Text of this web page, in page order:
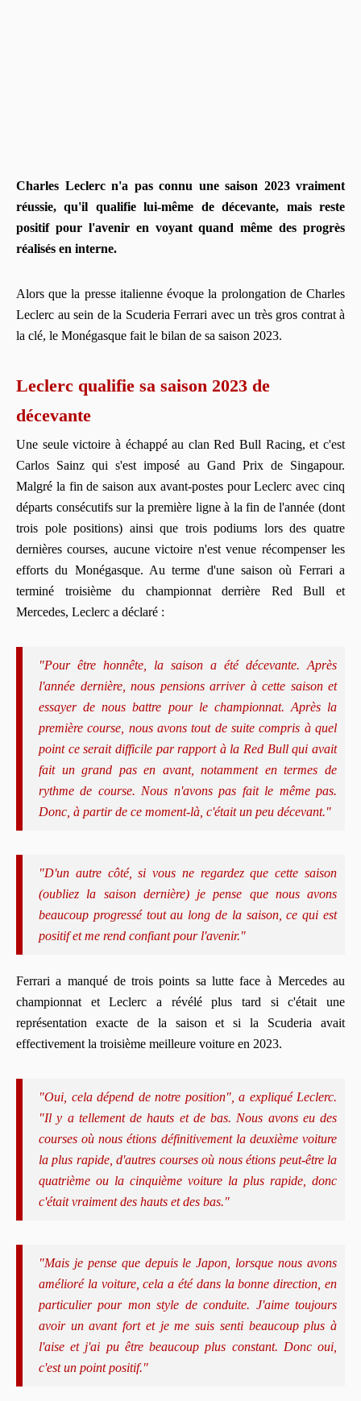
Charles Leclerc n'a pas connu une saison 2023 vraiment
réussie, qu'il qualifie lui-même de décevante, mais reste
positif pour l'avenir en voyant quand même des progrès
réalisés en interne.
Alors que la presse italienne évoque la prolongation de Charles
Leclerc au sein de la Scuderia Ferrari avec un très gros contrat à
la clé, le Monégasque fait le bilan de sa saison 2023.
Leclerc qualifie sa saison 2023 de
décevante
Une seule victoire à échappé au clan Red Bull Racing, et c'est
Carlos Sainz qui s'est imposé au Gand Prix de Singapour.
Malgré la fin de saison aux avant-postes pour Leclerc avec cinq
départs consécutifs sur la première ligne à la fin de l'année (dont
trois pole positions) ainsi que trois podiums lors des quatre
dernières courses, aucune victoire n'est venue récompenser les
efforts du Monégasque. Au terme d'une saison où Ferrari a
terminé troisième du championnat derrière Red Bull et
Mercedes, Leclerc a déclaré :
"Pour être honnête, la saison a été décevante. Après
l'année dernière, nous pensions arriver à cette saison et
essayer de nous battre pour le championnat. Après la
première course, nous avons tout de suite compris à quel
point ce serait difficile par rapport à la Red Bull qui avait
fait un grand pas en avant, notamment en termes de
rythme de course. Nous n'avons pas fait le même pas.
Donc, à partir de ce moment-là, c'était un peu décevant."
"D'un autre côté, si vous ne regardez que cette saison
(oubliez la saison dernière) je pense que nous avons
beaucoup progressé tout au long de la saison, ce qui est
positif et me rend confiant pour l'avenir."
Ferrari a manqué de trois points sa lutte face à Mercedes au
championnat et Leclerc a révélé plus tard si c'était une
représentation exacte de la saison et si la Scuderia avait
effectivement la troisième meilleure voiture en 2023.
"Oui, cela dépend de notre position", a expliqué Leclerc.
"Il y a tellement de hauts et de bas. Nous avons eu des
courses où nous étions définitivement la deuxième voiture
la plus rapide, d'autres courses où nous étions peut-être la
quatrième ou la cinquième voiture la plus rapide, donc
c'était vraiment des hauts et des bas."
"Mais je pense que depuis le Japon, lorsque nous avons
amélioré la voiture, cela a été dans la bonne direction, en
particulier pour mon style de conduite. J'aime toujours
avoir un avant fort et je me suis senti beaucoup plus à
l'aise et j'ai pu être beaucoup plus constant. Donc oui,
c'est un point positif."